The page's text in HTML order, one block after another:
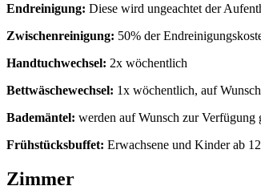
Endreinigung: Diese wird ungeachtet der
Zwischenreinigung: 50% der
Handtuchwechsel: 2x wöchentlich
Bettwäschewechsel: 1x wöchentlich, auf
Bademäntel: werden auf Wunsch zur Verfügung
Frühstücksbuffet: Erwachsene und Kinder ab
Zimmer